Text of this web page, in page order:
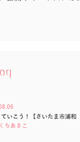
いこう！【さいたま市浦和
ちあきこ